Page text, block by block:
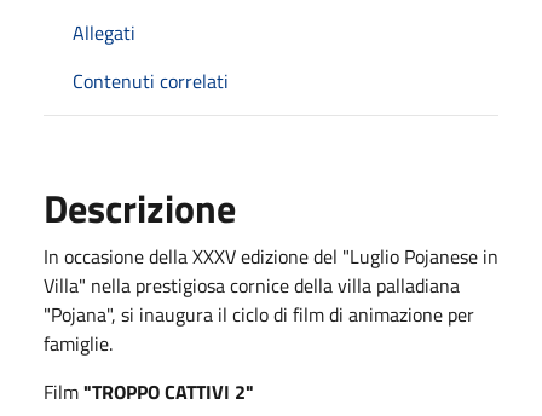
Allegati
Contenuti correlati
Descrizione
In occasione della XXXV edizione del "Luglio Pojanese in
Villa" nella prestigiosa cornice della villa palladiana
"Pojana", si inaugura il ciclo di film di animazione per
famiglie.
Film"TROPPO CATTIVI 2"